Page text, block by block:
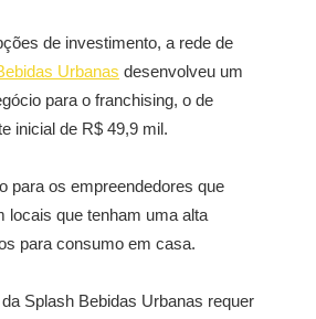
de investimento, a rede de
Urbanas desenvolveu um
para o franchising, o de
inicial de R$ 49,9 mil.
para os empreendedores que
locais que tenham uma alta
para consumo em casa.
Splash Bebidas Urbanas requer